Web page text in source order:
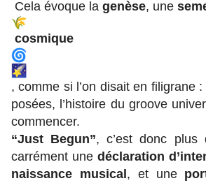
Cela évoque la genèse, une
cosmique
, comme si l’on disait en filigrane :
posées, l’histoire du groove
commencer.
“Just Begun”, c’est donc plus
carrément une déclaration
naissance musical, et une